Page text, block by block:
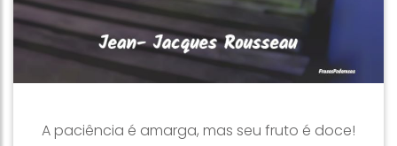
A paciência é amarga, mas seu fruto é doce!